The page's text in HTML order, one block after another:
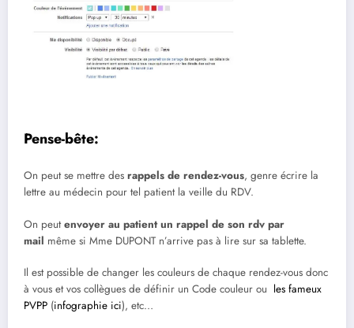
Pense-bête:
On peut se mettre des rappels de rendez-vous, genre écrire la
lettre au médecin pour tel patient la veille du RDV.
On peutenvoyer au patient un rappel de son rdv par
mail même si Mme DUPONT n’arrive pas à lire sur sa tablette.
Il est possible de changer les couleurs de chaque rendez-vous donc
à vous et vos collègues de définir un Code couleur ou les fameux
PVPP (infographie ici), etc…